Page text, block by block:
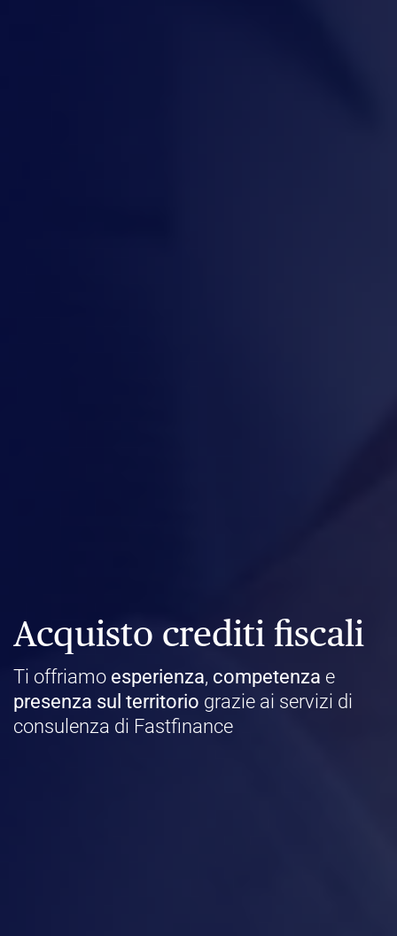
Acquisto crediti fiscali
Ti offriamo esperienza, competenza e
presenza sul territorio grazie ai servizi di
consulenza di Fastfinance